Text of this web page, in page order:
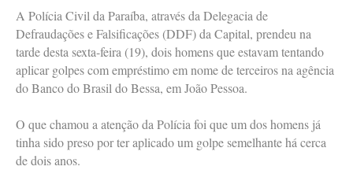
A Polícia Civil da Paraíba, através da Delegacia de
Defraudações e Falsificações (DDF) da Capital, prendeu na
tarde desta sexta-feira (19), dois homens que estavam tentando
aplicar golpes com empréstimo em nome de terceiros na agência
do Banco do Brasil do Bessa, em João Pessoa.
O que chamou a atenção da Polícia foi que um dos homens já
tinha sido preso por ter aplicado um golpe semelhante há cerca
de dois anos.